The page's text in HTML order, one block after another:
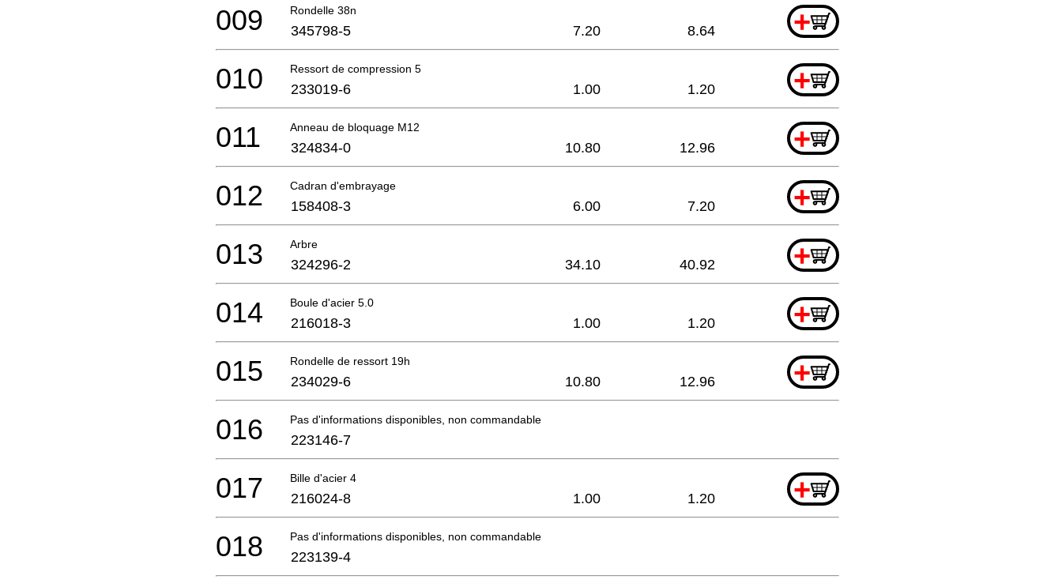
Rondelle 38n +
009 345798-5 7.20 8.64
Ressort de compression 5 +
010 233019-6 1.00 1.20
Anneau de bloquage M12 +
011 324834-0 10.80 12.96
Cadran d'embrayage +
012 158408-3 6.00 7.20
Arbre +
013 324296-2 34.10 40.92
Boule d'acier 5.0 +
014 216018-3 1.00 1.20
Rondelle de ressort 19h +
015 234029-6 10.80 12.96
Pas d'informations disponibles, non commandable
016 223146-7
Bille d'acier 4 +
017 216024-8 1.00 1.20
Pas d'informations disponibles, non commandable
018 223139-4